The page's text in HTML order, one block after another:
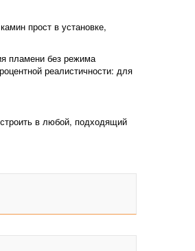
прост в установке,
пламени без режима
реалистичности: для
в любой, подходящий